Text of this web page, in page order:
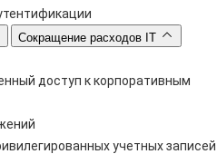
Сокращение расходов IT
доступ к корпоративным
учетных записей